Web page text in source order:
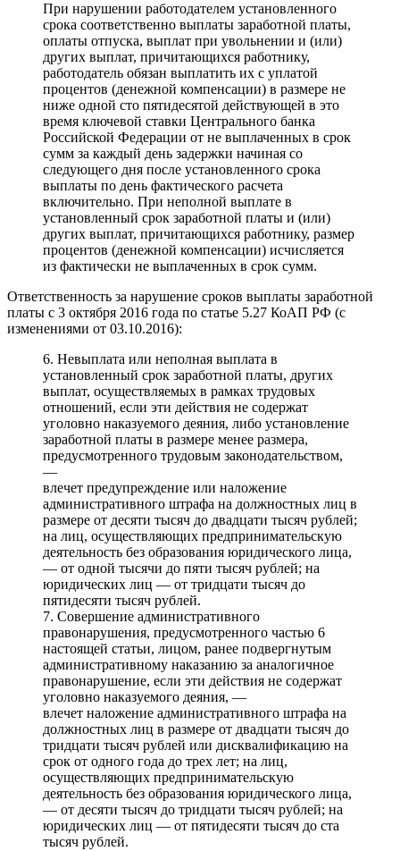
При нарушении работодателем установленного
срока соответственно выплаты заработной платы,
оплаты отпуска, выплат при увольнении и (или)
других выплат, причитающихся работнику,
работодатель обязан выплатить их с уплатой
процентов (денежной компенсации) в размере не
ниже одной сто пятидесятой действующей в это
время ключевой ставки Центрального банка
Российской Федерации от не выплаченных в срок
сумм за каждый день задержки начиная со
следующего дня после установленного срока
выплаты по день фактического расчета
включительно. При неполной выплате в
установленный срок заработной платы и (или)
других выплат, причитающихся работнику, размер
процентов (денежной компенсации) исчисляется
из фактически не выплаченных в срок сумм.
Ответственность за нарушение сроков выплаты заработной
платы с 3 октября 2016 года по статье 5.27 КоАП РФ (с
изменениями от 03.10.2016):
6. Невыплата или неполная выплата в
установленный срок заработной платы, других
выплат, осуществляемых в рамках трудовых
отношений, если эти действия не содержат
уголовно наказуемого деяния, либо установление
заработной платы в размере менее размера,
предусмотренного трудовым законодательством,
—
влечет предупреждение или наложение
административного штрафа на должностных лиц в
размере от десяти тысяч до двадцати тысяч рублей;
на лиц, осуществляющих предпринимательскую
деятельность без образования юридического лица,
— от одной тысячи до пяти тысяч рублей; на
юридических лиц — от тридцати тысяч до
пятидесяти тысяч рублей.
7. Совершение административного
правонарушения, предусмотренного частью 6
настоящей статьи, лицом, ранее подвергнутым
административному наказанию за аналогичное
правонарушение, если эти действия не содержат
уголовно наказуемого деяния, —
влечет наложение административного штрафа на
должностных лиц в размере от двадцати тысяч до
тридцати тысяч рублей или дисквалификацию на
срок от одного года до трех лет; на лиц,
осуществляющих предпринимательскую
деятельность без образования юридического лица,
— от десяти тысяч до тридцати тысяч рублей; на
юридических лиц — от пятидесяти тысяч до ста
тысяч рублей.